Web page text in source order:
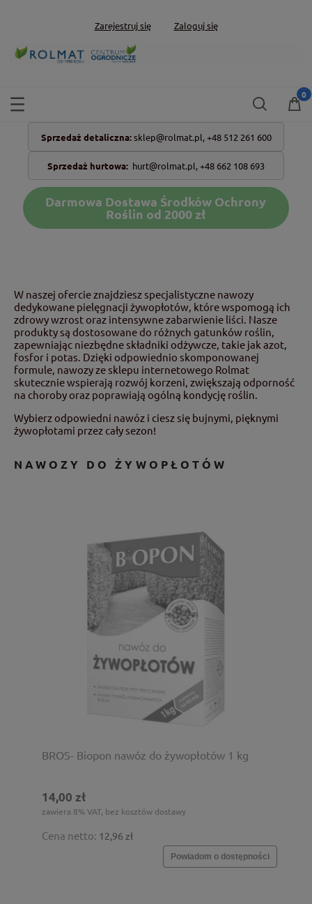
Zarejestruj się Zaloguj się
Sprzedaż detaliczna: sklep@rolmat.pl, +48 512 261 600
Sprzedaż hurtowa: hurt@rolmat.pl,+48 662 108 693
Darmowa Dostawa Środków Ochrony
Roślin od 2000 zł
W naszej ofercie znajdziesz specjalistyczne nawozy
dedykowane pielęgnacji żywopłotów, które wspomogą ich
zdrowy wzrost oraz intensywne zabarwienie liści. Nasze
produkty są dostosowane do różnych gatunków roślin,
zapewniając niezbędne składniki odżywcze, takie jak azot,
fosfor i potas. Dzięki odpowiednio skomponowanej
formule, nawozy ze sklepu internetowego Rolmat
skutecznie wspierają rozwój korzeni, zwiększają odporność
na choroby oraz poprawiają ogólną kondycję roślin.
Wybierz odpowiedni nawóz i ciesz się bujnymi, pięknymi
żywopłotami przez cały sezon!
NAWOZY DO ŻYWOPŁOTÓW
BROS- Biopon nawóz do żywopłotów 1 kg
14,00 zł
zawiera 8% VAT, bez kosztów dostawy
Cena netto: 12,96 zł
Powiadom o dostępności